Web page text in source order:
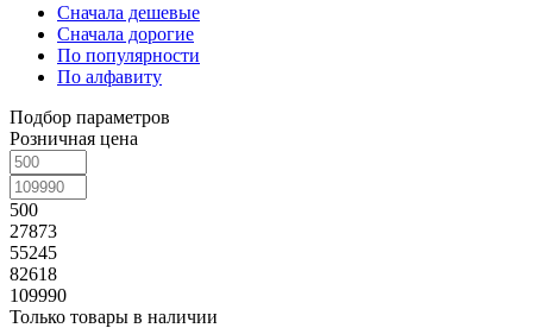
Сначала дешевые
Сначала дорогие
По популярности
По алфавиту
Подбор параметров
Розничная цена
500
27873
55245
82618
109990
Только товары в наличии